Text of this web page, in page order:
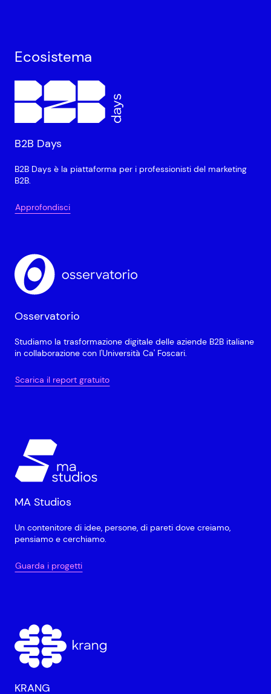
Ecosistema
B2B Days
B2B Days è la piattaforma per i professionisti del marketing
B2B.
Approfondisci
Osservatorio
Studiamo la trasformazione digitale delle aziende B2B italiane
in collaborazione con l'Università Ca' Foscari.
Scarica il report gratuito
MA Studios
Un contenitore di idee, persone, di pareti dove creiamo,
pensiamo e cerchiamo.
Guarda i progetti
KRANG